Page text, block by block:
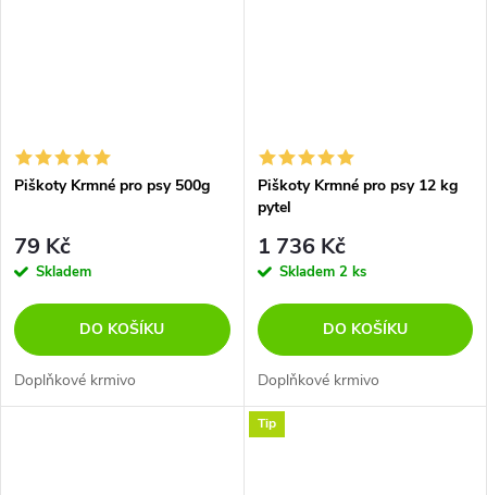
Piškoty Krmné pro psy 500g
79 Kč
Skladem
DO KOŠÍKU
Doplňkové krmivo
Piškoty Krmné pro psy 12 kg
pytel
1 736 Kč
Skladem 2 ks
DO KOŠÍKU
Doplňkové krmivo
Tip